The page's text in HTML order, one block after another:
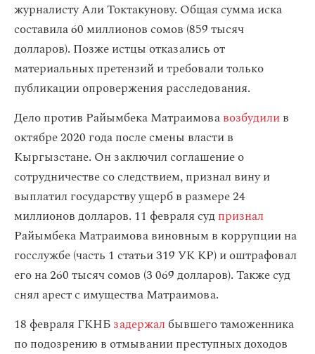
журналисту Али Токтакунову. Общая сумма иска
составила 60 миллионов сомов (859 тысяч
долларов). Позже истцы отказались от
материальных претензий и требовали только
публикации опровержения расследования.
Дело против Райымбека Матраимовавозбудилив
октябре 2020 года после смены власти в
Кыргызстане. Он заключил соглашение о
сотрудничестве со следствием, признал вину и
выплатил государству ущерб в размере 24
миллионов долларов. 11 февраля судпризнал
Райымбека Матраимова виновным в коррупции на
госслужбе (часть 1 статьи 319 УК КР) и оштрафовал
его на 260 тысяч сомов (3 069 долларов). Также суд
снял арест с имущества Матраимова.
18 февраля ГКНБзадержалбывшего таможенника
по подозрению в отмывании преступных доходов